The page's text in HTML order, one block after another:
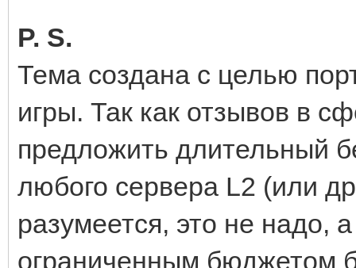
P. S.
Тема создана с целью
игры. Так как отзывов в
предложить длительный
любого сервера L2 (или
разумеется, это не надо,
ограниченным бюджетом